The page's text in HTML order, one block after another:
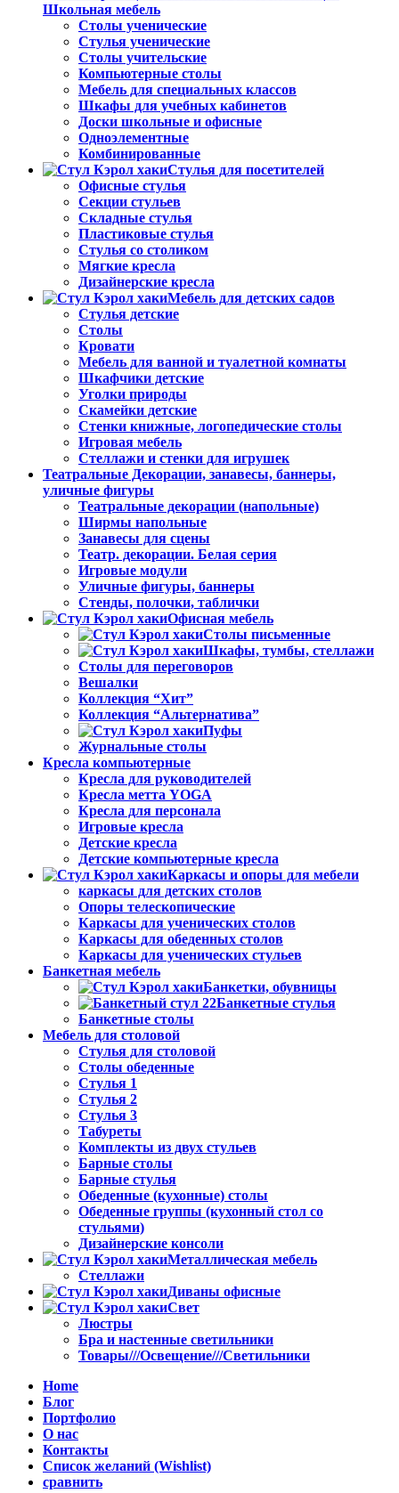
Школьная мебель
Столы ученические
Стулья ученические
Столы учительские
Компьютерные столы
Мебель для специальных классов
Шкафы для учебных кабинетов
Доски школьные и офисные
Одноэлементные
Комбинированные
Стулья для посетителей
Офисные стулья
Секции стульев
Складные стулья
Пластиковые стулья
Стулья со столиком
Мягкие кресла
Дизайнерские кресла
Мебель для детских садов
Стулья детские
Столы
Кровати
Мебель для ванной и туалетной комнаты
Шкафчики детские
Уголки природы
Скамейки детские
Стенки книжные, логопедические столы
Игровая мебель
Стеллажи и стенки для игрушек
Театральные Декорации, занавесы, баннеры,
уличные фигуры
Театральные декорации (напольные)
Ширмы напольные
Занавесы для сцены
Театр. декорации. Белая серия
Игровые модули
Уличные фигуры, баннеры
Стенды, полочки, таблички
Офисная мебель
Столы письменные
Шкафы, тумбы, стеллажи
Столы для переговоров
Вешалки
Коллекция “Хит”
Коллекция “Альтернатива”
Пуфы
Журнальные столы
Кресла компьютерные
Кресла для руководителей
Кресла метта YOGA
Кресла для персонала
Игровые кресла
Детские кресла
Детские компьютерные кресла
Каркасы и опоры для мебели
каркасы для детских столов
Опоры телескопические
Каркасы для ученических столов
Каркасы для обеденных столов
Каркасы для ученических стульев
Банкетная мебель
Банкетки, обувницы
Банкетные стулья
Банкетные столы
Мебель для столовой
Стулья для столовой
Столы обеденные
Стулья 1
Стулья 2
Стулья 3
Табуреты
Комплекты из двух стульев
Барные столы
Барные стулья
Обеденные (кухонные) столы
Обеденные группы (кухонный стол со
стульями)
Дизайнерские консоли
Металлическая мебель
Стеллажи
Диваны офисные
Свет
Люстры
Бра и настенные светильники
Товары///Освещение///Светильники
Home
Блог
Портфолио
О нас
Контакты
Список желаний (Wishlist)
сравнить